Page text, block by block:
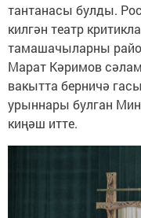
тантанасы булды.
килгән театр
тамашачыларны
Марат Кәримов
вакытта берничә
урыннары булган
киңәш итте.